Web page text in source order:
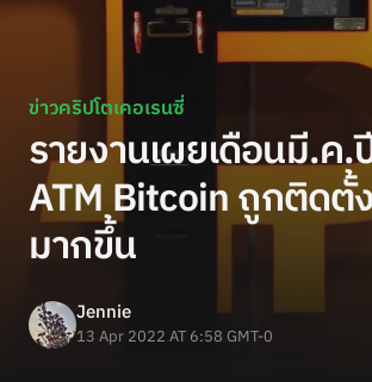
ข่าวคริปโตเคอเรนซี่
รายงานเผยเดือนมี.ค
ATM Bitcoin ถูกติดตั้
มากขึ้น
Jennie
13 Apr 2022 AT 6:58 GMT-0